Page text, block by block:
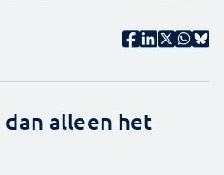
dan alleen het